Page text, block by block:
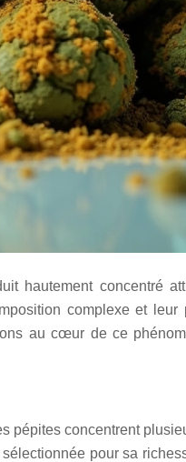
hautement concentré
complexe et
au cœur de ce
concentrent
pour sa